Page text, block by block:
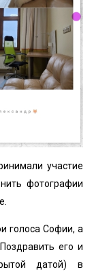
участие
фотографии
голоса Софии, а
его и
датой) в